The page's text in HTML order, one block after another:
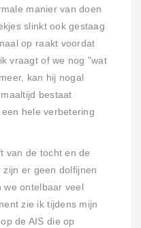
manier van doen
slinkt ook gestaag
op raakt voordat
vraagt of we nog "wat
kan hij nogal
bestaat
hele verbetering
van de tocht en de
er geen dolfijnen
ontelbaar veel
zie ik tijdens mijn
de AIS die op